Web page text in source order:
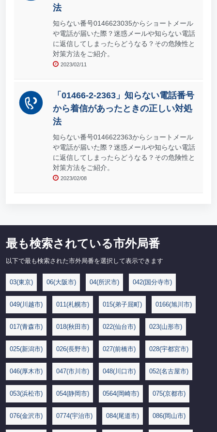
法
知らない番号0146623035からショートメール
や電話が届いた際？迷惑メールや知らない電話
に返信してしまったらどうなる？その危険性と
対策方法をご紹介。
2023/02/11
「01466-2-2363」知らない電話番号
から着信があったときの正しい対処
法
知らない番号0146622363からショートメール
や電話が届いた際？迷惑メールや知らない電話
に返信してしまったらどうなる？その危険性と
対策方法をご紹介。
2023/02/08
最も検索されている市外局番
以下で最も検索された市外局番を選択して表示できます
03(東京) 06(大阪市) 04(所沢市) 042(国分寺市)
049(川越市) 011(札幌市) 015(弟子屈町) 0166(旭川市)
017(青森市) 018(秋田市) 022(仙台市) 023(山形市)
025(新潟市) 026(長野市) 027(前橋市) 028(宇都宮市)
046(厚木市) 047(市川市) 048(川口市) 052(名古屋市)
053(浜松市) 054(静岡市) 0564(岡崎市) 075(京都市)
076(金沢市) 0774(宇治市) 084(尾道市) 086(岡山市)